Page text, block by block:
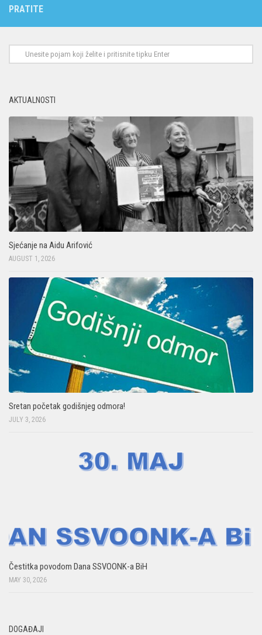
PRATITE
AKTUALNOSTI
Sjećanje na Aidu Arifović
AUGUST 1, 2026
Sretan početak godišnjeg odmora!
JULY 3, 2026
Čestitka povodom Dana SSVOONK-a BiH
MAY 30, 2026
DOGAĐAJI